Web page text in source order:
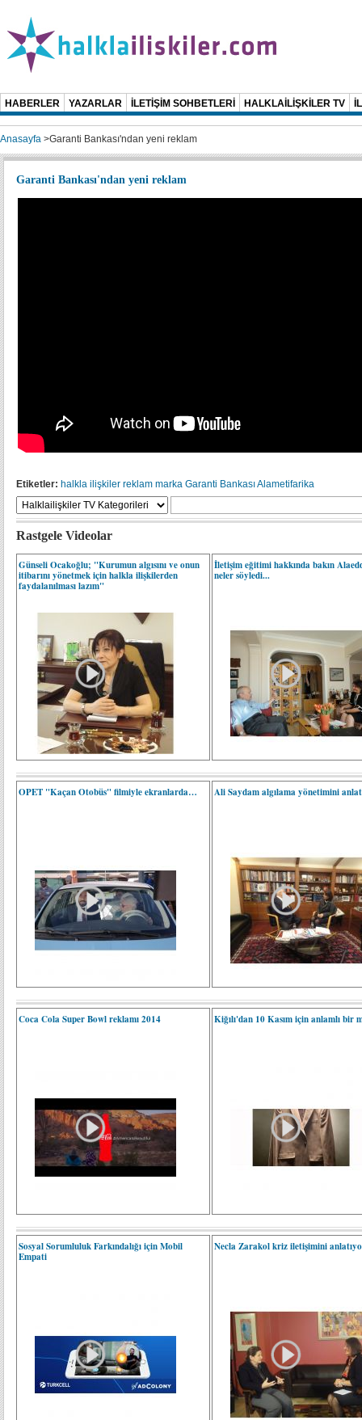
HABERLER YAZARLAR İLETİŞİM SOHBETLERİ HALKLAİLİŞKİLER TV
Anasayfa >Garanti Bankası'ndan yeni reklam
Garanti Bankası'ndan yeni reklam
Etiketler: halkla ilişkiler reklam marka Garanti BankasıAlametifarika
Rastgele Videolar
Günseli Ocakoğlu; "Kurumun algısını ve onun
itibarını yönetmek için halkla ilişkilerden
faydalanılması lazım"
İletişim eğitimi hakkında bakın
neler söyledi...
OPET "Kaçan Otobüs" filmiyle ekranlarda… Ali Saydam algılama yönetimini
Coca Cola Super Bowl reklamı 2014 Kiğılı'dan 10 Kasım için anlamlı bir
Sosyal Sorumluluk Farkındalığı için Mobil
Empati
Necla Zarakol kriz iletişimini